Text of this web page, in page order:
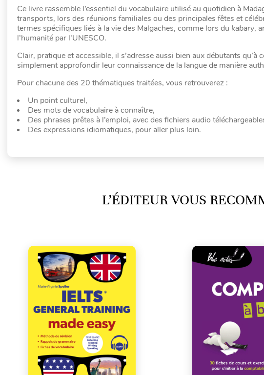
Ce livre rassemble l’essentiel du vocabulaire utilisé au quotidien à
transports, lors des réunions familiales ou des principales fêtes et
termes spécifiques liés à la vie des Malgaches, comme lors du kabary,
l’humanité par l’UNESCO.
Clair, pratique et accessible, il s’adresse aussi bien aux débutants
simplement approfondir leur connaissance de la langue de manière
Pour chacune des 20 thématiques traitées, vous retrouverez :
Un point culturel,
Des mots de vocabulaire à connaître,
Des phrases prêtes à l’emploi, avec des fichiers audio
Des expressions idiomatiques, pour aller plus loin.
L’ÉDITEUR VOUS